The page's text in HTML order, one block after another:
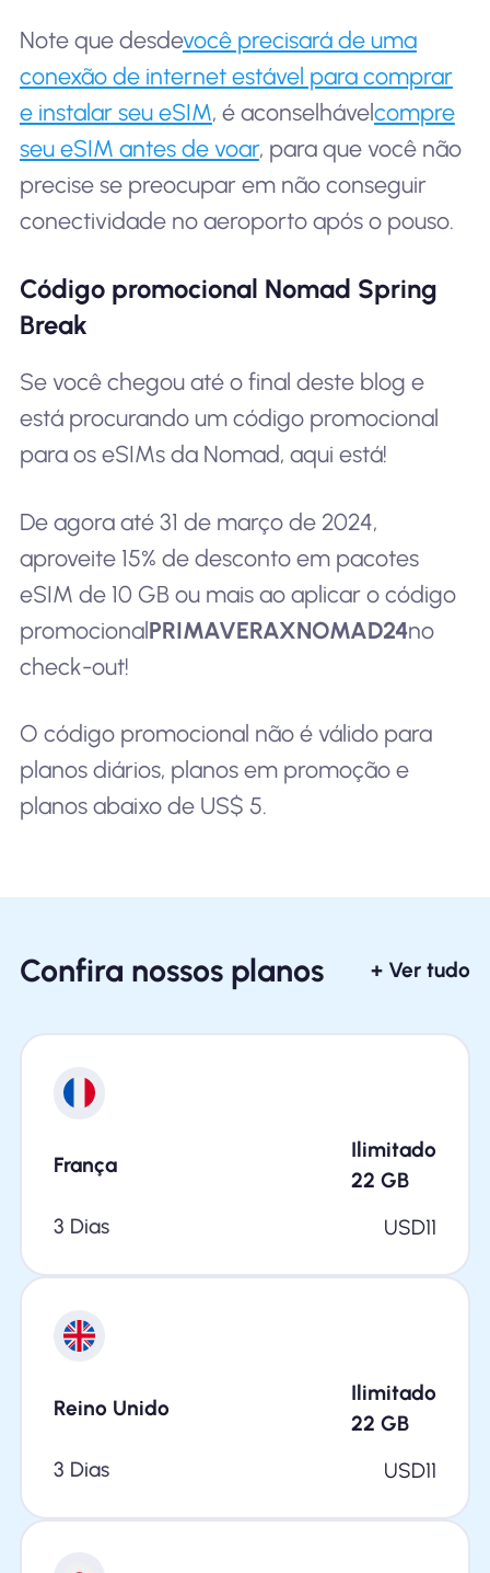
Note que desdevocê precisará de uma
conexão de internet estável para comprar
e instalar seu eSIM, é aconselhávelcompre
seu eSIM antes de voar, para que você não
precise se preocupar em não conseguir
conectividade no aeroporto após o pouso.
Código promocional Nomad Spring
Break
Se você chegou até o final deste blog e
está procurando um código promocional
para os eSIMs da Nomad, aqui está!
De agora até 31 de março de 2024,
aproveite 15% de desconto em pacotes
eSIM de 10 GB ou mais ao aplicar o código
promocionalPRIMAVERAXNOMAD24no
check-out!
O código promocional não é válido para
planos diários, planos em promoção e
planos abaixo de US$ 5.
Confira nossos planos + Ver tudo
França
Ilimitado
22 GB
3 Dias
USD11
Reino Unido
Ilimitado
22 GB
3 Dias
USD11